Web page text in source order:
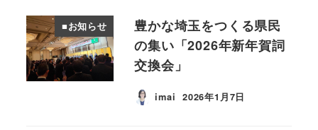
■お知らせ
豊かな埼玉をつくる県民
の集い「2026年新年賀詞
交換会」
imai 投稿日
2026年1月7日